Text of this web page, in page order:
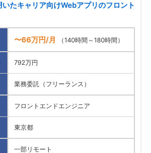
たキャリア向けWebアプリのフロント
〜66万円/月 （140時間～180時間）
792万円
業務委託（フリーランス）
フロントエンドエンジニア
東京都
一部リモート